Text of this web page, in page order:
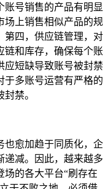
账号销售的产品有明显
场上销售相似产品的规
第四，供应链管理，对
链和库存，确保每个账
应短缺导致账号被封禁
于多账号运营有严格的
禁。
也愈加趋于同质化，企
递减。因此，越来越多
场的各大平台“刷存在